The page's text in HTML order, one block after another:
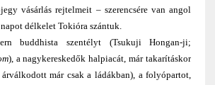
vásárlás rejtelmeit – szerencsére van angol
napot délkelet Tokióra szántuk.
buddhista szentélyt (Tsukuji Hongan-ji;
), a nagykereskedők halpiacát, már takarításkor
már csak a ládákban), a folyópartot,